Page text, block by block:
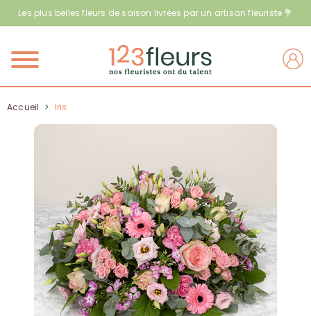
Les plus belles fleurs de saison livrées par un artisan fleuriste 💐
Menu
Accueil > Iris